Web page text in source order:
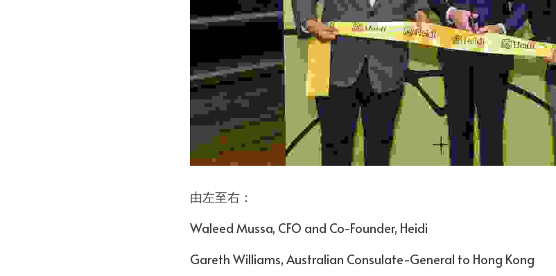
由左至右：
Waleed Mussa, CFO and Co-Founder, Heidi
Gareth Williams, Australian Consulate-General to Hong Kong